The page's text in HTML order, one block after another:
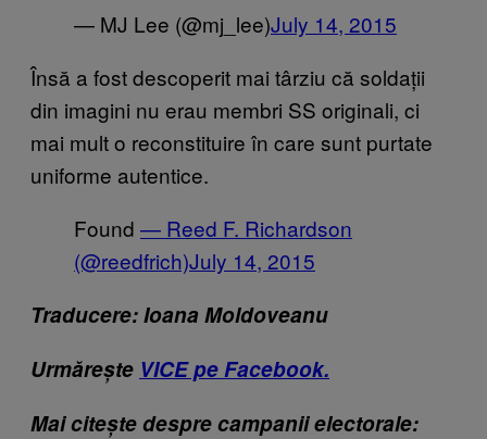
— MJ Lee (@mj_lee)July 14, 2015
Însă a fost descoperit mai târziu că soldații
din imagini nu erau membri SS originali, ci
mai mult o reconstituire în care sunt purtate
uniforme autentice.
Found — Reed F. Richardson
(@reedfrich)July 14, 2015
Traducere: Ioana Moldoveanu
Urmărește VICE pe Facebook.
Mai citește despre campanii electorale: